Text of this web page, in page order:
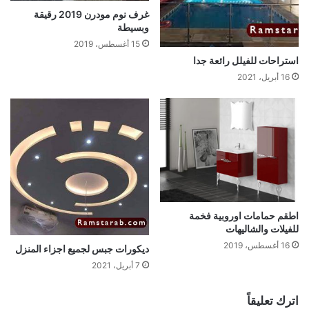
استراحات للفيلل رائعة جدا
16 أبريل، 2021
غرف نوم مودرن 2019 رقيقة
وبسيطة
15 أغسطس، 2019
اطقم حمامات اوروبية فخمة
للفيلات والشاليهات
16 أغسطس، 2019 ديكورات جبس لجميع اجزاء المنزل
7 أبريل، 2021
اترك تعليقاً